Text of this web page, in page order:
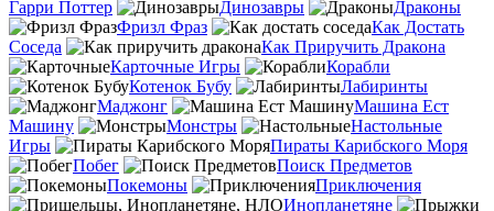
Гарри Поттер
Динозавры
Драконы
Фризл Фраз
Как Достать
Соседа
Как Приручить Дракона
Карточные Игры
Корабли
Котенок Бубу
Лабиринты
Маджонг
Машина Ест
Машину
Монстры
Настольные
Игры
Пираты Карибского Моря
Побег
Поиск Предметов
Покемоны
Приключения
Инопланетяне